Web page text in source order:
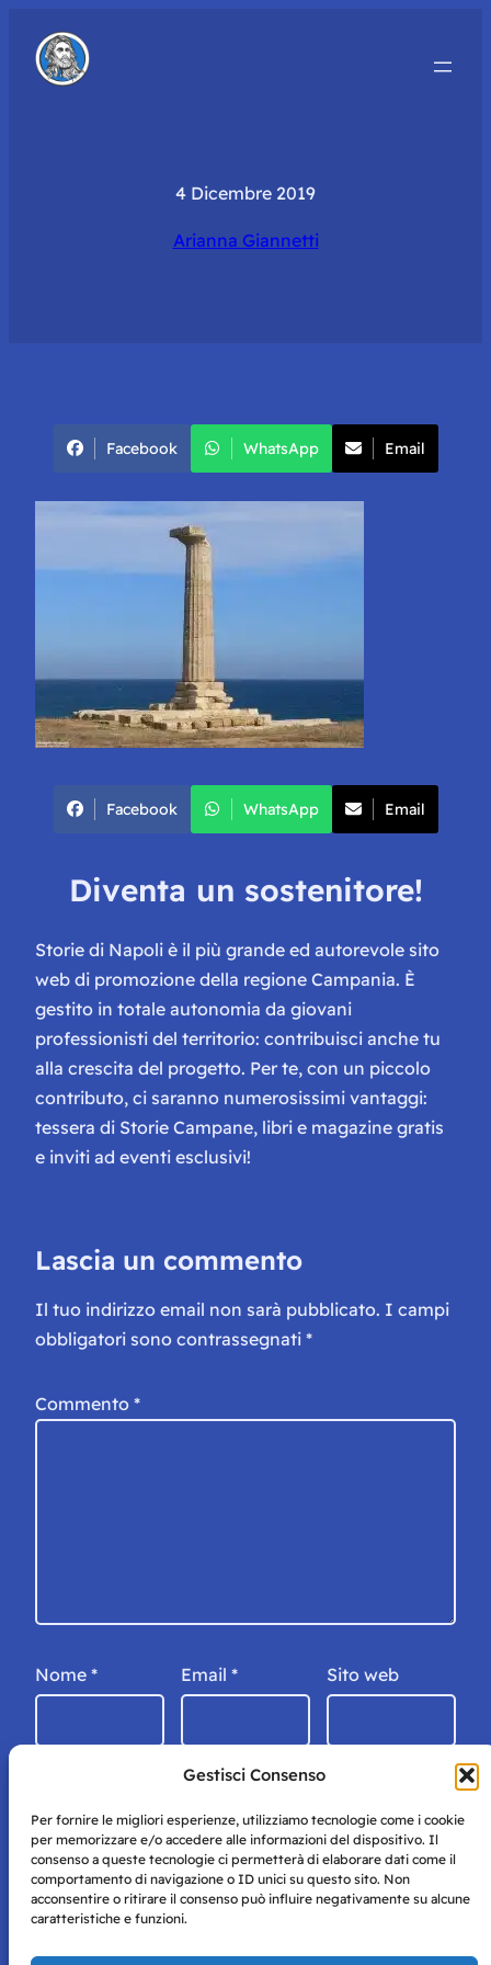
Gestisci Consenso
Per fornire le migliori esperienze, utilizziamo tecnologie come i cookie
per memorizzare e/o accedere alle informazioni del dispositivo. Il
consenso a queste tecnologie ci permetterà di elaborare dati come il
comportamento di navigazione o ID unici su questo sito. Non
acconsentire o ritirare il consenso può influire negativamente su alcune
caratteristiche e funzioni.
4 Dicembre 2019
Arianna Giannetti
Facebook WhatsApp Email
Facebook WhatsApp Email
Diventa un sostenitore!
Storie di Napoli è il più grande ed autorevole sito
web di promozione della regione Campania. È
gestito in totale autonomia da giovani
professionisti del territorio: contribuisci anche tu
alla crescita del progetto. Per te, con un piccolo
contributo, ci saranno numerosissimi vantaggi:
tessera di Storie Campane, libri e magazine gratis
e inviti ad eventi esclusivi!
Lascia un commento
Il tuo indirizzo email non sarà pubblicato. I campi
obbligatori sono contrassegnati *
Commento *
Nome * Email * Sito web